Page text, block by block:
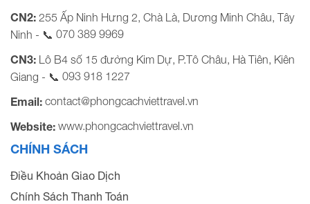
CN2: 255 Ấp Ninh Hưng 2, Chà Là, Dương Minh Châu, Tây
Ninh - 📞 070 389 9969
CN3: Lô B4 số 15 đường Kim Dự, P.Tô Châu, Hà Tiên, Kiên
Giang - 📞 093 918 1227
Email: contact@phongcachviettravel.vn
Website: www.phongcachviettravel.vn
CHÍNH SÁCH
Điều Khoản Giao Dịch
Chính Sách Thanh Toán